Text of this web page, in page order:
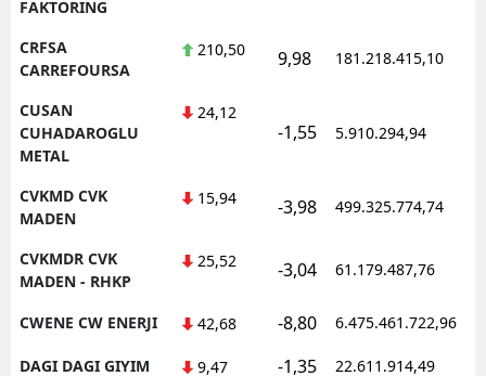
FAKTORING
CRFSA
CARREFOURSA
210,50 9,98 181.218.415,10
CUSAN
CUHADAROGLU
METAL
24,12
-1,55 5.910.294,94
CVKMD CVK
MADEN
15,94 -3,98 499.325.774,74
CVKMDR CVK
MADEN - RHKP
25,52 -3,04 61.179.487,76
CWENE CW ENERJI 42,68 -8,80 6.475.461.722,96
DAGI DAGI GIYIM 9,47 -1,35 22.611.914,49